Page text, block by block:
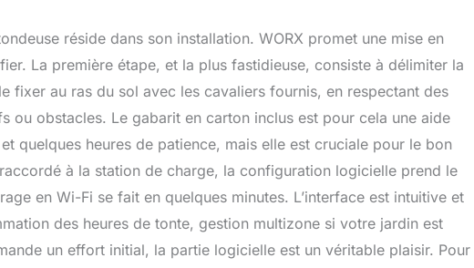
réside dans son installation. WORX promet une mise en
La première étape, et la plus fastidieuse, consiste à délimiter la
fixer au ras du sol avec les cavaliers fournis, en respectant des
ou obstacles. Le gabarit en carton inclus est pour cela une aide
quelques heures de patience, mais elle est cruciale pour le bon
à la station de charge, la configuration logicielle prend le
en Wi-Fi se fait en quelques minutes. L’interface est intuitive et
des heures de tonte, gestion multizone si votre jardin est
un effort initial, la partie logicielle est un véritable plaisir. Pour